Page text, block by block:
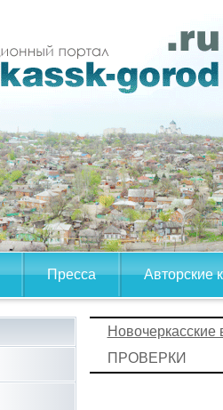
Пресса Авторские
Новочеркасские
ПРОВЕРКИ